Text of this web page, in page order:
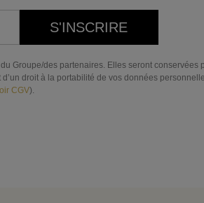
S'INSCRIRE
Groupe/des partenaires. Elles seront conservées
droit à la portabilité de vos données
CGV).